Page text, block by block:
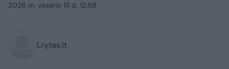
2026 m. vasario 13 d. 12:58
Lrytas.lt